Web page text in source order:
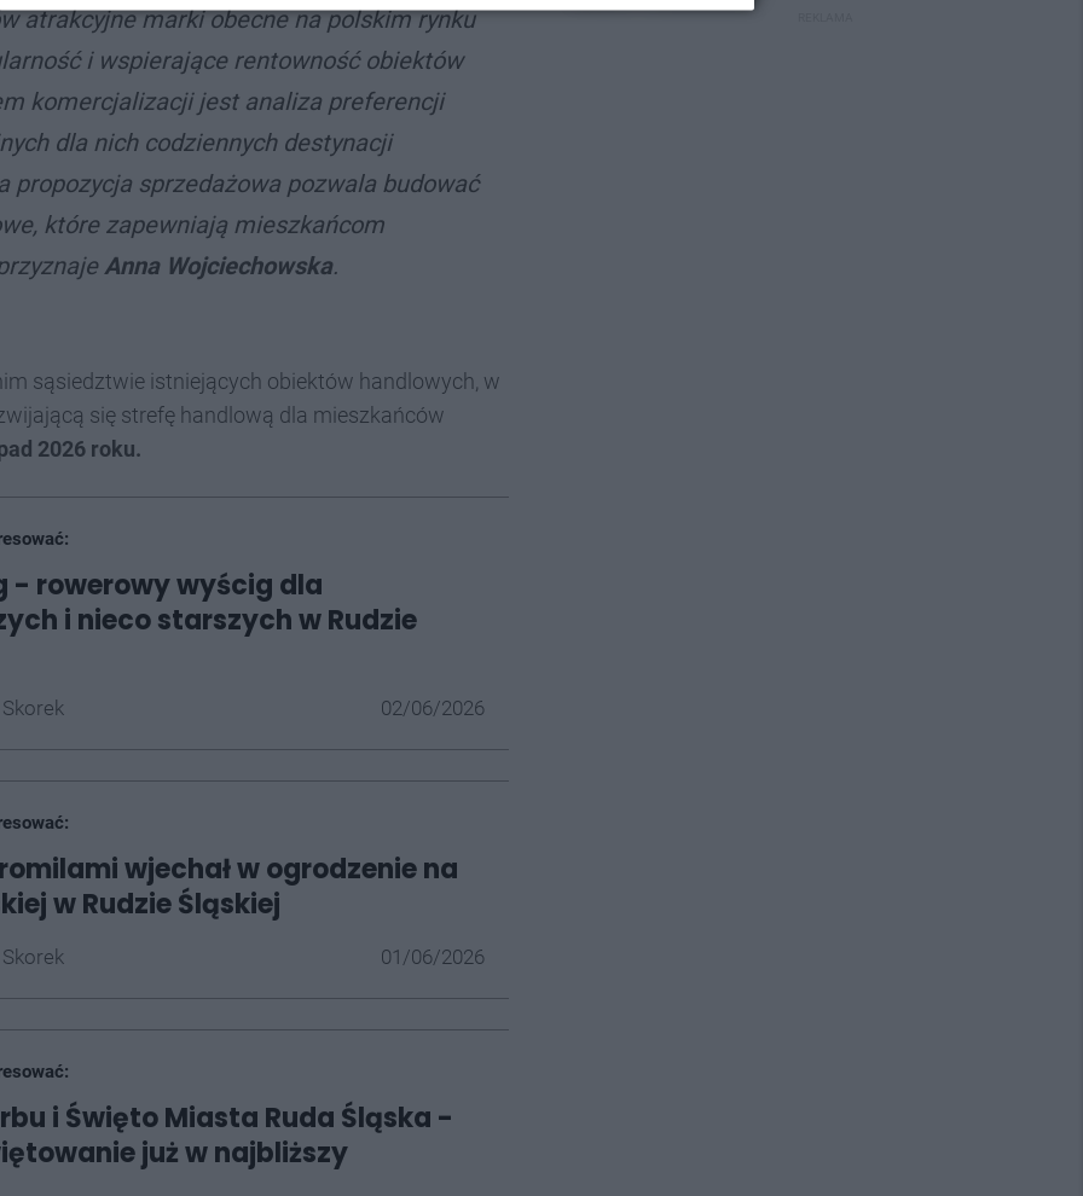
atrakcyjne marki obecne na polskim rynku
i wspierające rentowność obiektów
komercjalizacji jest analiza preferencji
dla nich codziennych destynacji
propozycja sprzedażowa pozwala budować
które zapewniają mieszkańcom
Anna Wojciechowska.
sąsiedztwie istniejących obiektów handlowych, w
się strefę handlową dla mieszkańców
2026 roku.
- rowerowy wyścig dla
i nieco starszych w Rudzie
02/06/2026
wjechał w ogrodzenie na
w Rudzie Śląskiej
01/06/2026
i Święto Miasta Ruda Śląska -
już w najbliższy